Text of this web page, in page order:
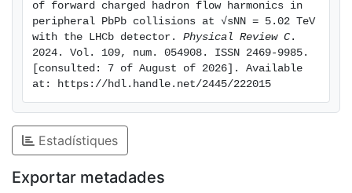
of forward charged hadron flow harmonics in
peripheral PbPb collisions at √sNN = 5.02 TeV
with the LHCb detector. Physical Review C .
2024. Vol. 109, num. 054908. ISSN 2469-9985.
[consulted: 7 of August of 2026]. Available
at: https://hdl.handle.net/2445/222015
Estadístiques
Exportar metadades